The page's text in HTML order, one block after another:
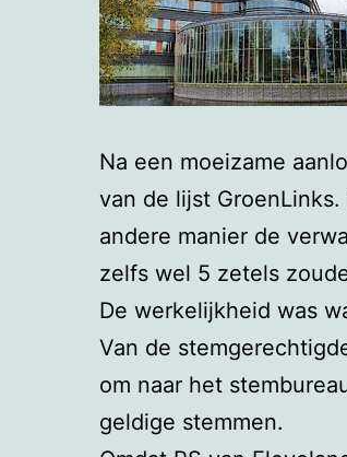
Na een moeizame
van de lijst
andere manier de
zelfs wel 5 zetels
De werkelijkheid was
Van de
om naar het
geldige stemmen.